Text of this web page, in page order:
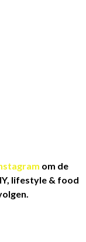
om de
lifestyle & food